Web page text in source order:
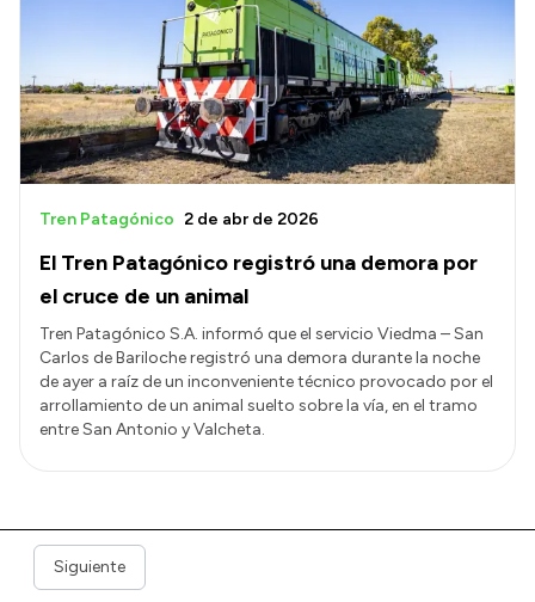
El Tren Patagónico registró una demora por
el cruce de un animal
Tren Patagónico 2 de abr de 2026
Tren Patagónico S.A. informó que el servicio Viedma – San
Carlos de Bariloche registró una demora durante la noche
de ayer a raíz de un inconveniente técnico provocado por el
arrollamiento de un animal suelto sobre la vía, en el tramo
entre San Antonio y Valcheta.
Siguiente